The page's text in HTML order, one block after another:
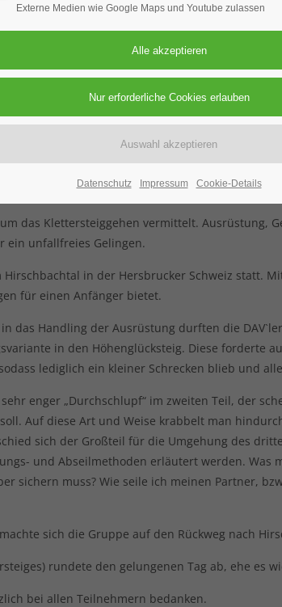
der Hersbrucker Schweiz
reges Interesse für diese herausfordernde
Spaß dabei zu haben, bedarf es nicht nur einer
einlässt.
das Klettersteiggehen vermittelt. Ausrüstung,
ein unfallfreies Gelingen.
in der Hersbrucker Schweiz statt.
für einen Anfänger bietet.
das Handling der Ausrüstung durften die
in den Höhenglücksteig. Diese forderte
lediglich ein kleiner Schrecken blieb und
enger „Durchschlupf“ im zweiten Teil, der
Auf diese Art und Weise krabbelt man
sich der Großteil für die Umgehung des
und Abseilmethoden erläutert werden.
sichern muss? Wie seile ich meinen Partner,
sich die Gruppe auf den Rückweg nach
rundete den gelungenen Tag ab, ehe es
bei allen Teilnehmern bedanken.
Externe Medien wie Google Maps und Youtube zulassen
Datenschutz Impressum Cookie-Details